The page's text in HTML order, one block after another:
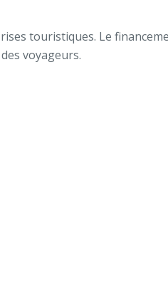
touristiques. Le
voyageurs.